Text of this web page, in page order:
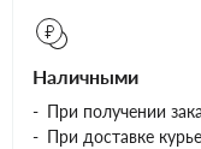
Наличными
При получении
При доставке